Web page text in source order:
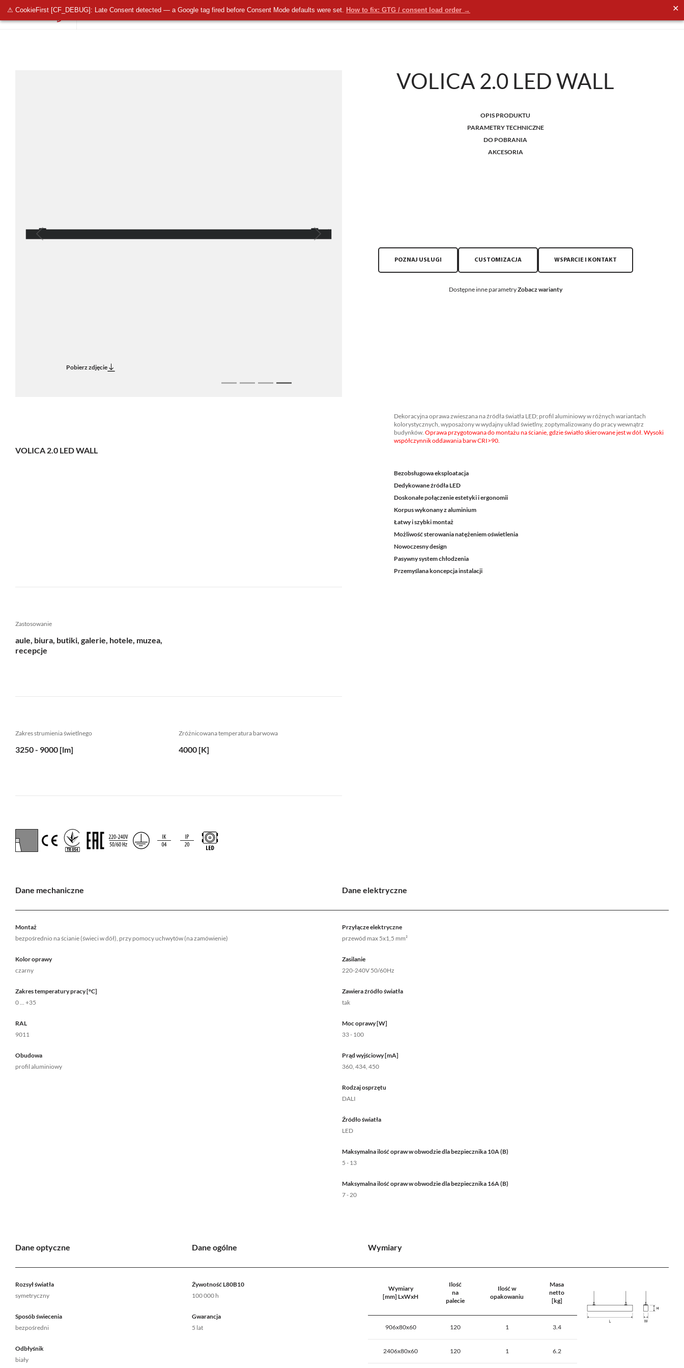
⚠ CookieFirst [CF_DEBUG]: Late Consent detected — a Google tag fired before Consent Mode defaults were set. How to fix: GTG / consent load order → ✕
OŚWIETLENIE KOMERCYJNE
Previous Next
Pobierz zdjęcie
VOLICA 2.0 LED WALL
OPIS PRODUKTU
PARAMETRY TECHNICZNE
DO POBRANIA
AKCESORIA
POZNAJ USŁUGI CUSTOMIZACJA WSPARCIE I KONTAKT
Dostępne inne parametryZobacz warianty
VOLICA 2.0 LED WALL
Dekoracyjna oprawa zwieszana na źródła światła LED; profil aluminiowy w różnych wariantach
kolorystycznych, wyposażony w wydajny układ świetlny, zoptymalizowany do pracy wewnątrz
budynków. Oprawa przygotowana do montażu na ścianie, gdzie światło skierowane jest w dół. Wysoki
współczynnik oddawania barw CRI>90.
Bezobsługowa eksploatacja
Dedykowane źródła LED
Doskonałe połączenie estetyki i ergonomii
Korpus wykonany z aluminium
Łatwy i szybki montaż
Możliwość sterowania natężeniem oświetlenia
Nowoczesny design
Pasywny system chłodzenia
Przemyślana koncepcja instalacji
Zastosowanie
aule, biura, butiki, galerie, hotele, muzea,
recepcje
Zakres strumienia świetlnego
3250 - 9000 [lm]
Zróżnicowana temperatura barwowa
4000 [K]
Dane mechaniczne
Montaż
bezpośrednio na ścianie (świeci w dół), przy pomocy uchwytów (na zamówienie)
Kolor oprawy
czarny
Zakres temperatury pracy [°C]
0 ... +35
RAL
9011
Obudowa
profil aluminiowy
Dane elektryczne
Przyłącze elektryczne
przewód max 5x1,5 mm²
Zasilanie
220-240V 50/60Hz
Zawiera źródło światła
tak
Moc oprawy [W]
33 - 100
Prąd wyjściowy [mA]
360, 434, 450
Rodzaj osprzętu
DALI
Źródło światła
LED
Maksymalna ilość opraw w obwodzie dla bezpiecznika 10A (B)
5 - 13
Maksymalna ilość opraw w obwodzie dla bezpiecznika 16A (B)
7 - 20
Dane optyczne
Rozsył światła
symetryczny
Sposób świecenia
bezpośredni
Odbłyśnik
biały
Dane ogólne
Żywotność L80B10
100 000 h
Gwarancja
5 lat
Wymiary
Wymiary
[mm] LxWxH
Ilość
na
palecie
Ilość w
opakowaniu
Masa
netto
[kg]
906x80x60 120 1 3.4
2406x80x60 120 1 6.2